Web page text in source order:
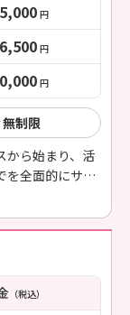
円
円
円
無制限
から始まり、活
を全面的にサポ
（税込）